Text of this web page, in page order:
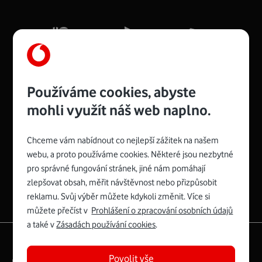
Více o COMPAL CH7465VF
Zyxel VMG8623-T50B:
Rozměry modemu jsou 16 x 22 x 7,5 cm (včetně stojánku)
a nabízí 4 gigabitové LAN porty a bezdrátové připojení Wi-
Fi ve verzích 802.11 b/g/n/ac pro frekvenci 2,4 GHz a
Mb/s.
Spojte se s Vodafonem
Používáme cookies, abyste
mohli využít náš web naplno.
Chceme vám nabídnout co nejlepší zážitek na našem
webu, a proto používáme cookies. Některé jsou nezbytné
pro správné fungování stránek, jiné nám pomáhají
zlepšovat obsah, měřit návštěvnost nebo přizpůsobit
reklamu. Svůj výběr můžete kdykoli změnit. Více si
můžete přečíst v Prohlášení o zpracování osobních údajů
a také vZásadách používání cookies.
Povolit vše